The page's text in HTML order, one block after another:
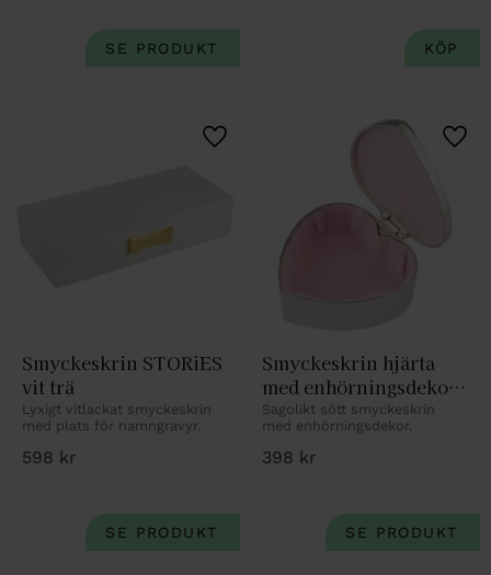
Smyckeskrin STORiES
vit trä
Lyxigt vitlackat smyckeskrin
med plats för namngravyr.
598 kr
Lägg till i favoriter
Smyckeskrin hjärta
med enhörningsdekor
blank
Sagolikt sött smyckeskrin
med enhörningsdekor.
398 kr